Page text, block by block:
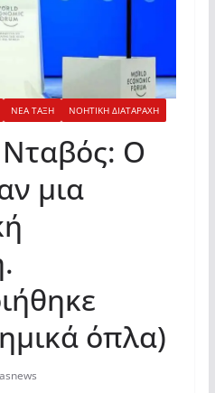
ΝΕΑ ΤΑΞΗ ΝΟΗΤΙΚΗ ΔΙΑΤΑΡΑΧΗ
Ο
μια
όπλα)